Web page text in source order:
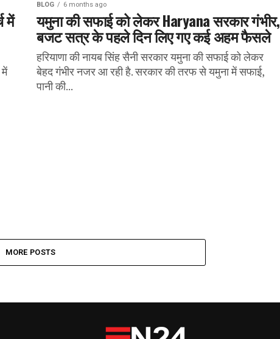
में
BLOG 6 months ago
यमुना की सफाई को लेकर Haryana सरकार गंभीर,
बजट सत्र के पहले दिन लिए गए कई अहम फैसले
हरियाणा की नायब सिंह सैनी सरकार यमुना की सफाई को लेकर
बेहद गंभीर नजर आ रही है. सरकार की तरफ से यमुना में सफाई,
पानी की...
MORE POSTS